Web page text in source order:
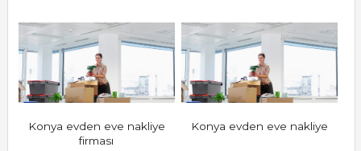
Konya evden eve nakliye
firması
Konya evden eve nakliye